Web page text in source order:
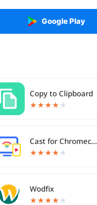
Google Play
Copy to Clipboard
★★★★ ★
Cast for Chromecast & TV Cast
★★★★ ★
Wodfix
★★★★ ★